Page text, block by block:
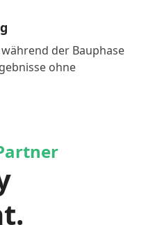
der Bauphase
ohne